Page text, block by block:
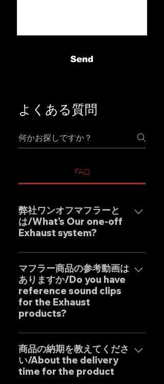
Send
よくある質問
FAQ
弊社ワンオフマフラーと
は/What's Our one-off
Exhaust system?
弊社ワンオフマフラーブラン
ド"GOAT STRADA"は究極のサウ
ンドをモットーとしたエキゾース
トシステムです。 日本人の"もの
づくり"の感覚と自社工場専属日本
人デザイナーによる妥協のない設
コストパフォーマンスを実現した
商品となります。 Our custom
one-off muffler brand "GOAT
STRADA" is an exhaust system
マフラー商品の参考動画は
ありますか/Do you have
reference sound clips
for the Exhaust
products?
はい、弊社のマフラーは国内のお
客様はもとより世界中のお客様に
広くご販売しておりますので動画
に関しましては個別的にお問い合
商品の納期を教えてくださ
い/About the delivery
time for the product